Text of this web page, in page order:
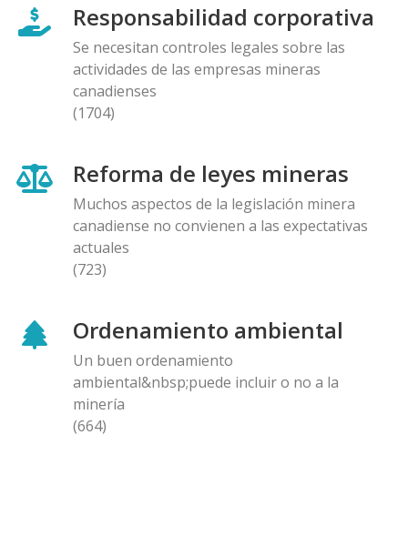
Responsabilidad corporativa
Se necesitan controles legales sobre las
actividades de las empresas mineras
canadienses
(1704)
Reforma de leyes mineras
Muchos aspectos de la legislación minera
canadiense no convienen a las expectativas
actuales
(723)
Ordenamiento ambiental
Un buen ordenamiento
ambiental&nbsp;puede incluir o no a la
minería
(664)